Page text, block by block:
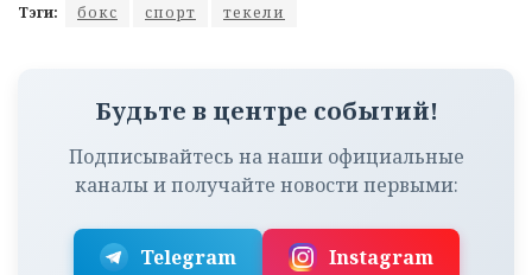
Тэги: бокс спорт текели
Будьте в центре событий!
Подписывайтесь на наши официальные
каналы и получайте новости первыми:
Telegram Instagram